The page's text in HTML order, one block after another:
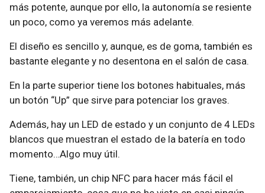
más potente, aunque por ello, la autonomía se resiente
un poco, como ya veremos más adelante.
El diseño es sencillo y, aunque, es de goma, también es
bastante elegante y no desentona en el salón de casa.
En la parte superior tiene los botones habituales, más
un botón “Up” que sirve para potenciar los graves.
Además, hay un LED de estado y un conjunto de 4 LEDs
blancos que muestran el estado de la batería en todo
momento…Algo muy útil.
Tiene, también, un chip NFC para hacer más fácil el